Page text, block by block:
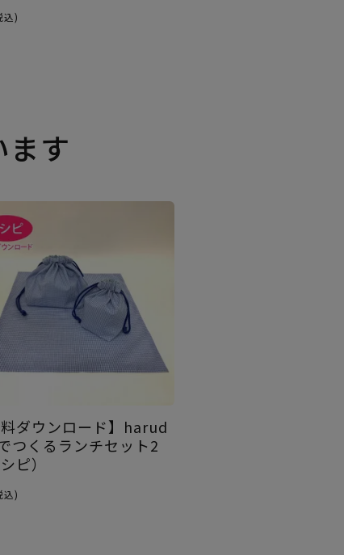
込)
す
料ダウンロード】harud
つくるランチセット2
ピ）
込)